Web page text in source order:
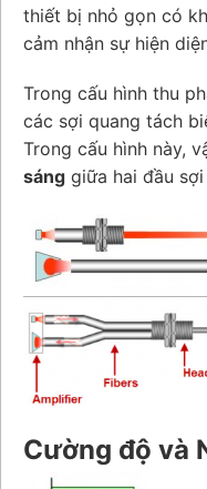
thiết bị nhỏ gọn có
cảm nhận sự hiện
Trong cấu hình thu
các sợi quang tách
Trong cấu hình này,
sáng giữa hai đầu sợi
Cường độ và